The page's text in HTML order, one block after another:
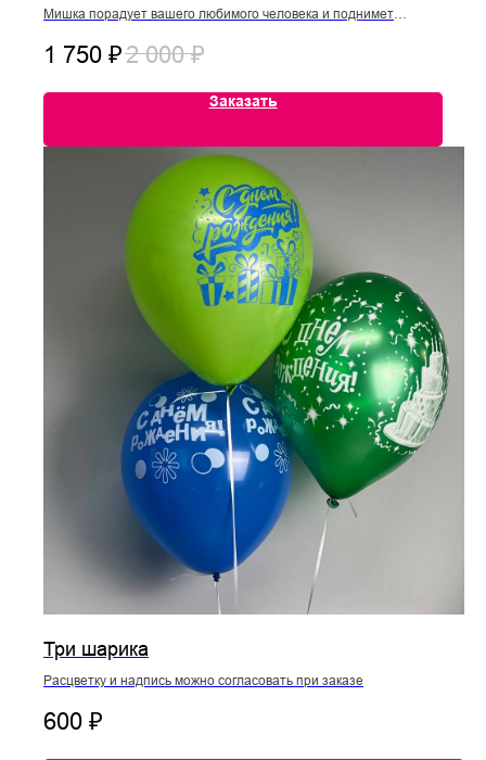
Мишка порадует вашего любимого человека и поднимет
Размер: 40/30см
1 750 ₽2 000 ₽
Заказать
Три шарика
Расцветку и надпись можно согласовать при заказе
600 ₽